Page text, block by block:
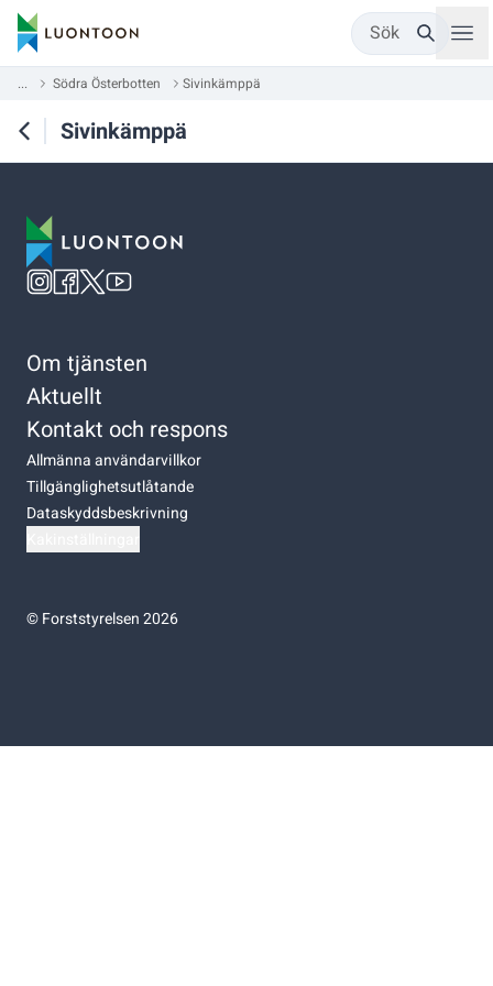
Sök
... Södra Österbotten Sivinkämppä
Sivinkämppä
Om tjänsten
Aktuellt
Kontakt och respons
Allmänna användarvillkor
Tillgänglighetsutlåtande
Dataskyddsbeskrivning
©Forststyrelsen 2026